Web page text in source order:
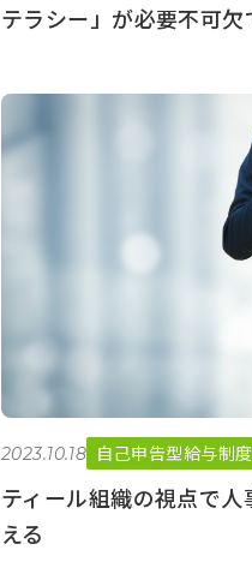
テラシー」が必要不可欠
2023.10.18 自己申告型給与制度
ティール組織の視点で
える